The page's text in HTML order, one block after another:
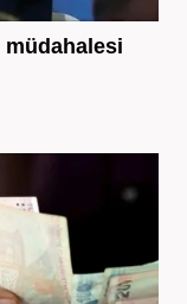
müdahalesi